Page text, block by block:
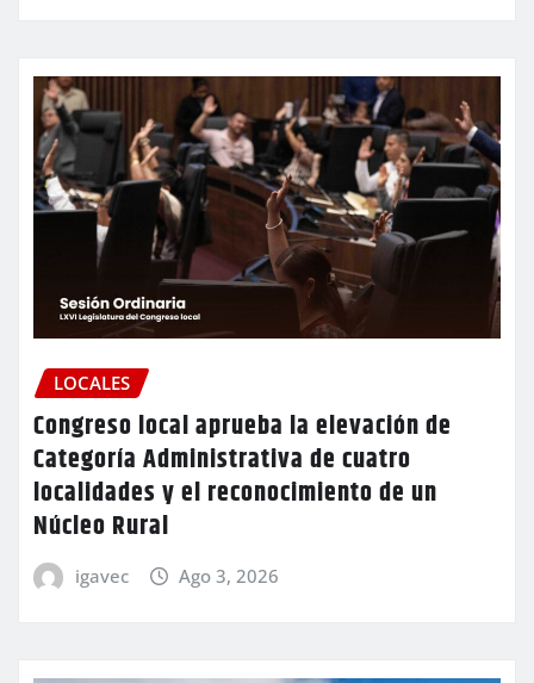
LOCALES
Congreso local aprueba la elevación de
Categoría Administrativa de cuatro
localidades y el reconocimiento de un
Núcleo Rural
igavec Ago 3, 2026